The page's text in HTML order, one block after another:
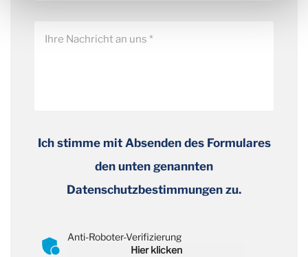
Ich stimme mit Absenden des Formulares
den unten genannten
Datenschutzbestimmungen zu.
Anti-Roboter-Verifizierung
Hier klicken